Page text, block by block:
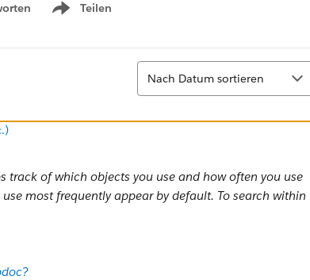
Teilen
Show menu
Sortieren
Nach Datum sortieren
track of which objects you use and how often you use
most frequently appear by default. To search within